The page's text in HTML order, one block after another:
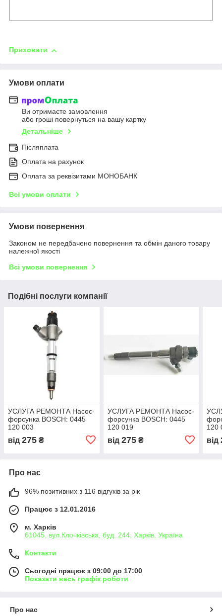
Приховати
Умови оплати
Ви отримаєте замовлення
або гроші повернуться на вашу картку
Детальніше
Післяплата
Оплата на рахунок
Оплата за реквізитами МОНОБАНК
Всі умови оплати
Умови повернення
Законом не передбачено повернення та обмін даного товару
належної якості
Всі умови повернення
Подібні послуги компанії
УСЛУГА РЕМОНТА Насос-
форсунка BOSCH: 0445
120 003
від 275 ₴
УСЛУГА РЕМОНТА Насос-
форсунка BOSCH: 0445
120 019
від 275₴
120
від
Про нас
96% позитивних з 116 відгуків за рік
Працює з 12.01.2016
м. Харків
61045, вул.Клочківська, буд. 244, Харків, Україна
Контакти
Сьогодні працює з 09:00 до 17:00
Показати весь графік роботи
Про нас